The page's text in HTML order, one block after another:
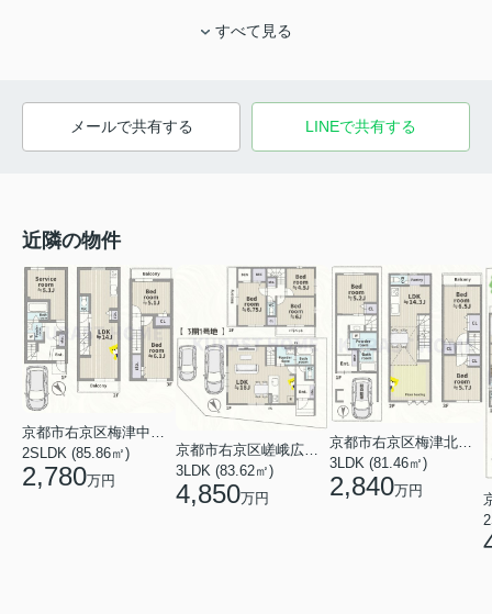
すべて見る
メールで共有する LINEで共有する
近隣の物件
2SLDK (85.86㎡)
2,780万円
京都市右京区嵯峨広沢南野町
3LDK (83.62㎡)
4,850万円
京都市右京区梅津北浦町
3LDK (81.46㎡)
2,840万円